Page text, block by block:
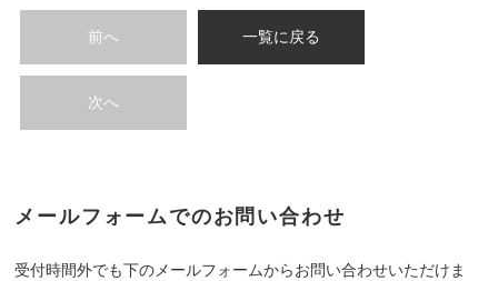
前へ 一覧に戻る
次へ
メールフォームでのお問い合わせ
受付時間外でも下のメールフォームからお問い合わせいただけま